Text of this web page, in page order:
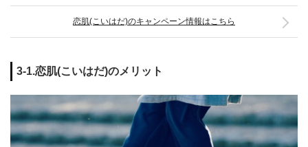
恋肌(こいはだ)のキャンペーン情報はこちら
3-1.恋肌(こいはだ)のメリット